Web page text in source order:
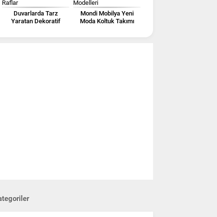
Duvarlarda Tarz
Yaratan Dekoratif
Mondi Mobilya Yeni
Moda Koltuk Takımı